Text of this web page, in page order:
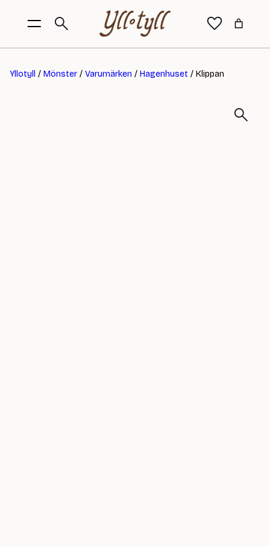
Yllotyll / Mönster/ Varumärken / Hagenhuset / Klippan